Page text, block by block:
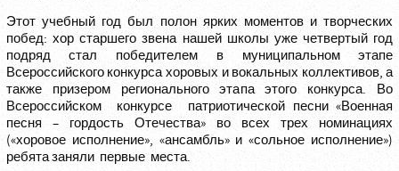
Этот учебный год был полон ярких моментов и творческих
побед: хор старшего звена нашей школы уже четвертый год
подряд стал победителем в муниципальном этапе
Всероссийского конкурса хоровых и вокальных коллективов, а
также призером регионального этапа этого конкурса. Во
Всероссийском конкурсе патриотической песни «Военная
песня – гордость Отечества» во всех трех номинациях
(«хоровое исполнение», «ансамбль» и «сольное исполнение»)
ребята заняли первые места.